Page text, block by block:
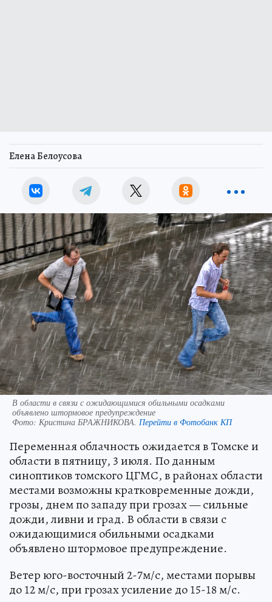
Елена Белоусова
В области в связи с ожидающимися обильными осадками
объявлено штормовое предупреждение
Фото: Кристина БРАЖНИКОВА. Перейти в Фотобанк КП
Переменная облачность ожидается в Томске и
области в пятницу, 3 июля. По данным
синоптиков томского ЦГМС, в районах области
местами возможны кратковременные дожди,
грозы, днем по западу при грозах — сильные
дожди, ливни и град. В области в связи с
ожидающимися обильными осадками
объявлено штормовое предупреждение.
Ветер юго-восточный 2-7м/с, местами порывы
до 12 м/с, при грозах усиление до 15-18 м/с.